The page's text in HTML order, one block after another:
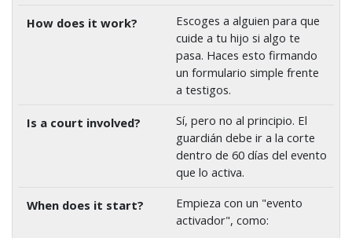
Escoges a alguien para que
cuide a tu hijo si algo te
pasa. Haces esto firmando
un formulario simple frente
a testigos.
Sí, pero no al principio. El
guardián debe ir a la corte
dentro de 60 días del evento
que lo activa.
Empieza con un "evento
activador", como: